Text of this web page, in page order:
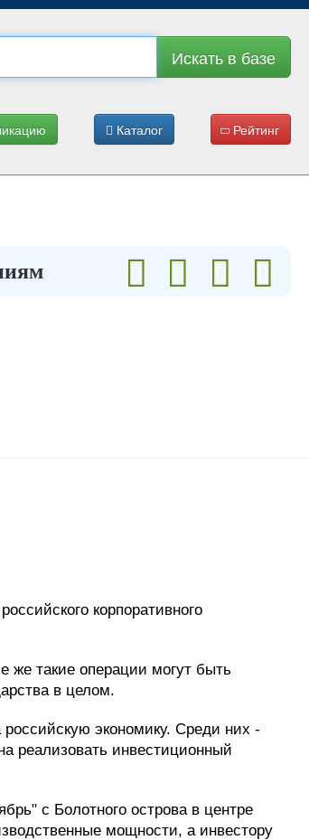
Искать в базе
Рейтинг
Каталог
корпоративного
же такие операции могут быть
в целом.
экономику. Среди них -
реализовать инвестиционный
с Болотного острова в центре
мощности, а инвестору